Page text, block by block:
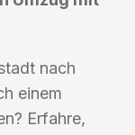
nach
einem
Erfahre,